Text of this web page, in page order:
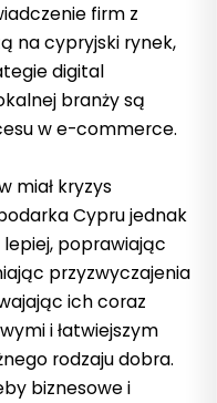
firm z
na cypryjski rynek,
digital
branży są
w e-commerce.
miał kryzys
Cypru jednak
poprawiając
przyzwyczajenia
ich coraz
i łatwiejszym
rodzaju dobra.
biznesowe i